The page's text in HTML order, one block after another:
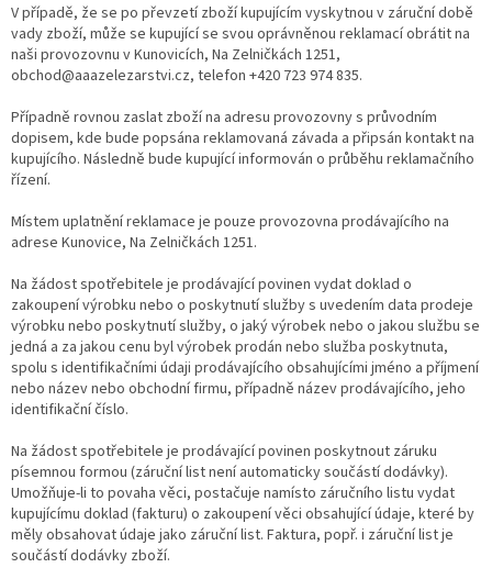
V případě, že se po převzetí zboží kupujícím vyskytnou v záruční době
vady zboží, může se kupující se svou oprávněnou reklamací obrátit na
naši provozovnu v Kunovicích, Na Zelničkách 1251,
obchod@aaazelezarstvi.cz, telefon +420 723 974 835.
Případně rovnou zaslat zboží na adresu provozovny s průvodním
dopisem, kde bude popsána reklamovaná závada a připsán kontakt na
kupujícího. Následně bude kupující informován o průběhu reklamačního
řízení.
Místem uplatnění reklamace je pouze provozovna prodávajícího na
adrese Kunovice, Na Zelničkách 1251.
Na žádost spotřebitele je prodávající povinen vydat doklad o
zakoupení výrobku nebo o poskytnutí služby s uvedením data prodeje
výrobku nebo poskytnutí služby, o jaký výrobek nebo o jakou službu se
jedná a za jakou cenu byl výrobek prodán nebo služba poskytnuta,
spolu s identifikačními údaji prodávajícího obsahujícími jméno a příjmení
nebo název nebo obchodní firmu, případně název prodávajícího, jeho
identifikační číslo.
Na žádost spotřebitele je prodávající povinen poskytnout záruku
písemnou formou (záruční list není automaticky součástí dodávky).
Umožňuje-li to povaha věci, postačuje namísto záručního listu vydat
kupujícímu doklad (fakturu) o zakoupení věci obsahující údaje, které by
měly obsahovat údaje jako záruční list. Faktura, popř. i záruční list je
součástí dodávky zboží.